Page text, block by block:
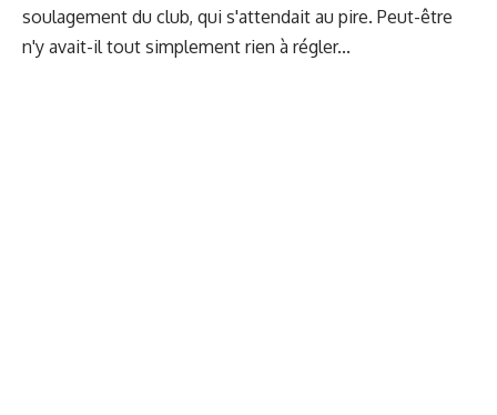
soulagement du club, qui s'attendait au pire. Peut-être
n'y avait-il tout simplement rien à régler...